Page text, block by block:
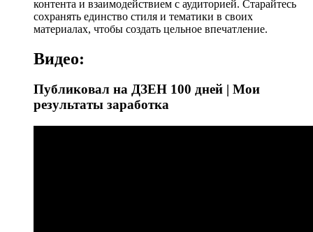
контента и взаимодействием с аудиторией. Старайтесь
сохранять единство стиля и тематики в своих
материалах, чтобы создать цельное впечатление.
Видео:
Публиковал на ДЗЕН 100 дней | Мои
результаты заработка